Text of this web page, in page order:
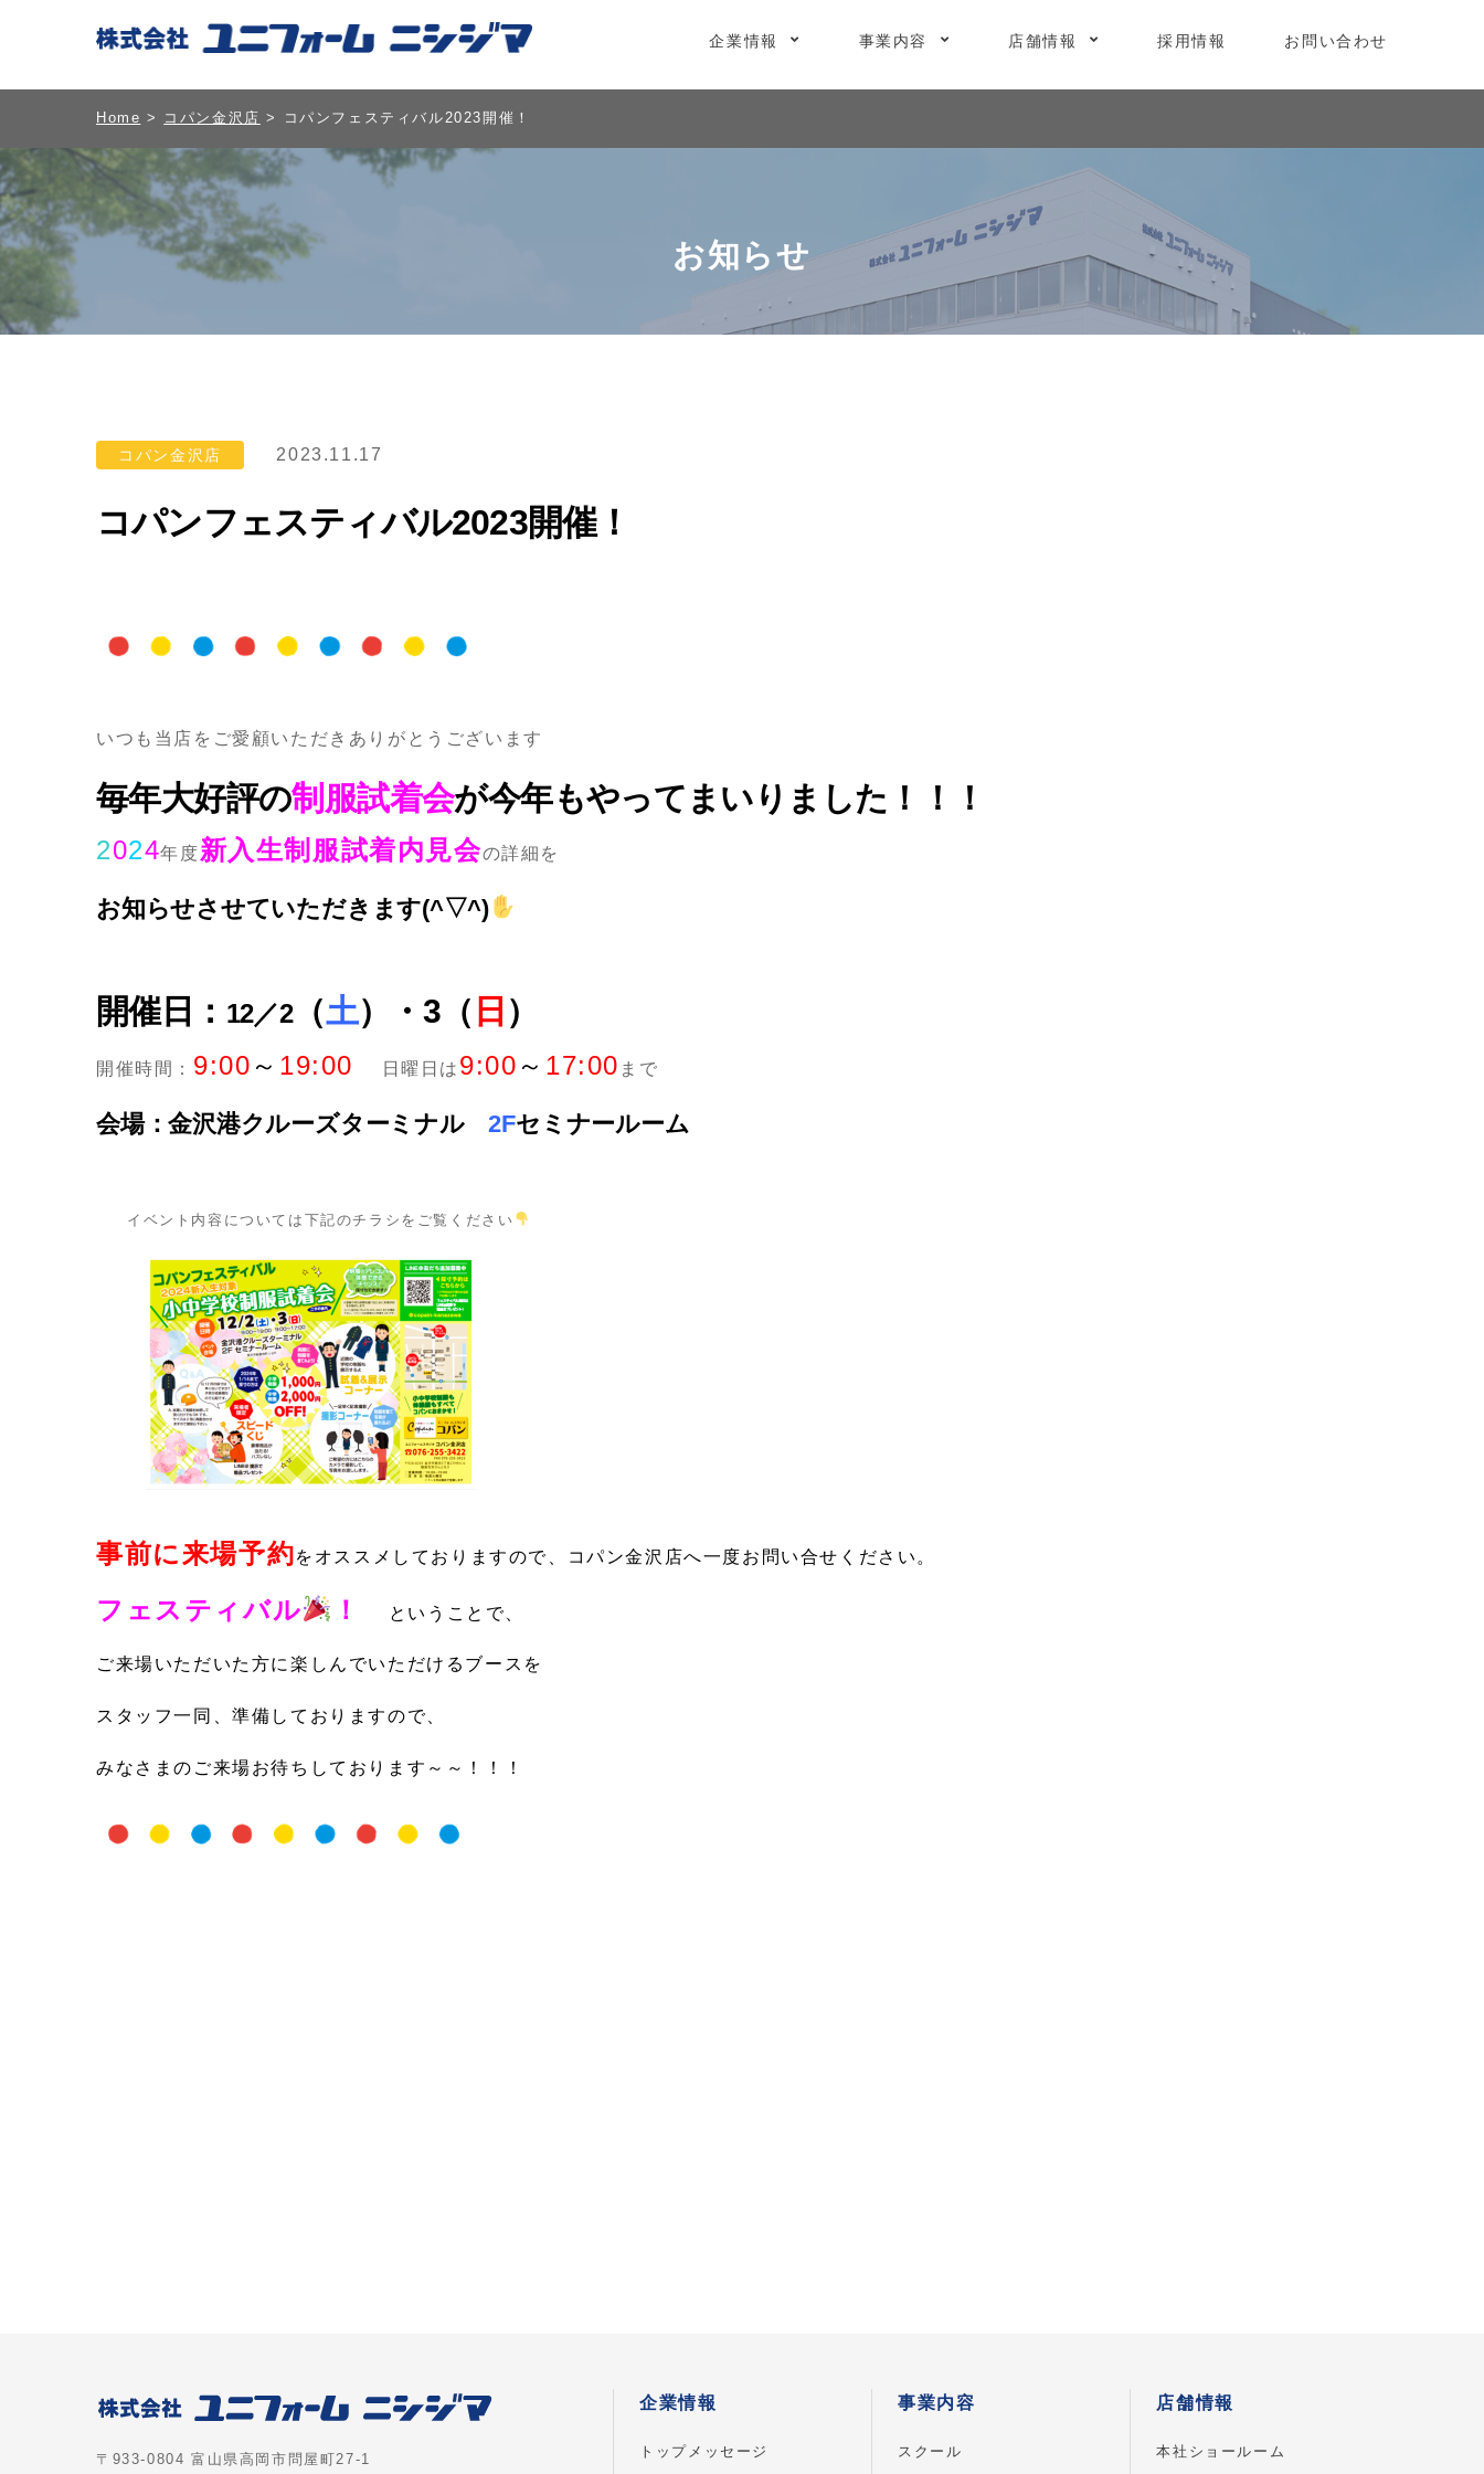
企業情報 事業内容 店舗情報 採用情報 お問い合わせ
Home > コパン金沢店 > コパンフェスティバル2023開催！
お知らせ
コパン金沢店 2023.11.17
コパンフェスティバル2023開催！
いつも当店をご愛顧いただきありがとうございます
毎年大好評の制服試着会が今年もやってまいりました！！！
2024年度新入生制服試着内見会の詳細を
お知らせさせていただきます(^▽^)
開催日： 12／2（土）・3（ 日 ）
開催時間： 9:00 ～ 19:00 日曜日は 9:00 ～ 17:00 まで
会場：金沢港クルーズターミナル2Fセミナールーム
イベント内容については下記のチラシをご覧ください
事前に来場予約を オススメしておりますので、コパン金沢店へ一度お問い合せください。
フェスティバル ！ ということで、
ご来場いただいた方に楽しんでいただけるブースを
スタッフ一同、準備しておりますので、
みなさまのご来場お待ちしております～～！！！
〒933-0804 富山県高岡市問屋町27-1
企業情報
トップメッセージ
事業内容
スクール
店舗情報
本社ショールーム